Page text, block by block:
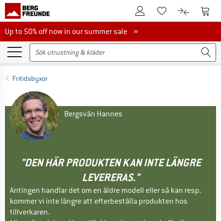
Till kundkontotTill minneslistan.
Till Till
Up to 50% off now in our summer sale
Up to 50% off now in our summer sale »
Fritidsbyxor
Bergsvän Hannes
"DEN HÄR PRODUKTEN KAN INTE LÄNGRE
LEVERERAS."
Antingen handlar det om en äldre modell eller så kan resp.
kommer vi inte längre att efterbeställa produkten hos
tillverkaren.